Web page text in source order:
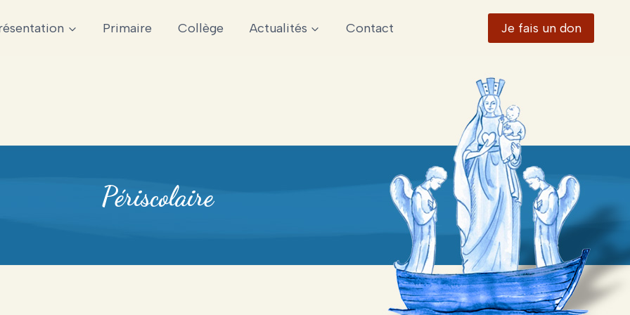
Primaire Collège Actualités Contact Je fais un don
Périscolaire